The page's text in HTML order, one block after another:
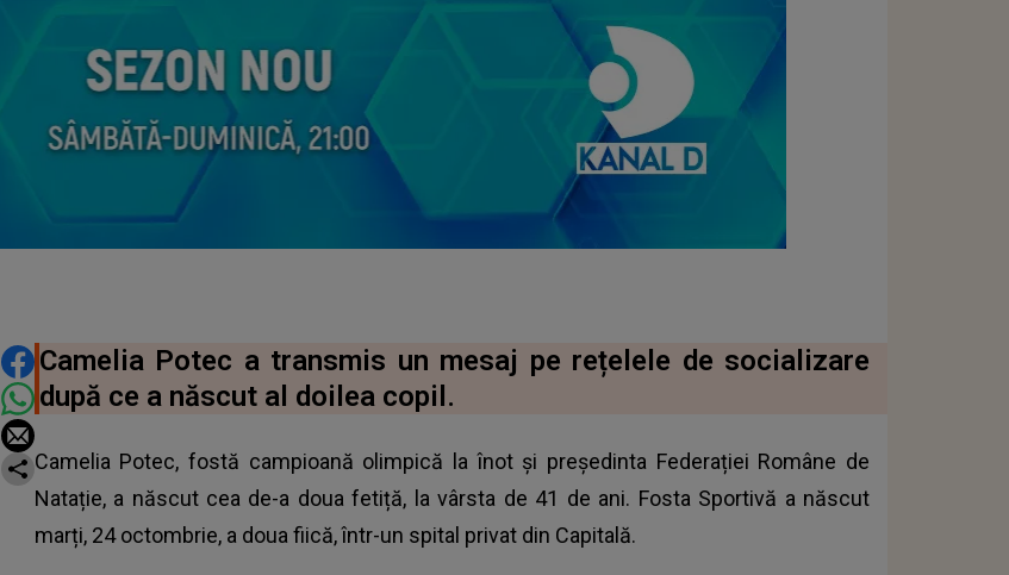
DISTRIBUIE ARTICOLUL
Camelia Potec a transmis un mesaj pe rețelele de socializare
după ce a născut al doilea copil.
Camelia Potec, fostă campioană olimpică la înot și președinta Federației Române de
Natație, a născut cea de-a doua fetiță, la vârsta de 41 de ani. Fosta Sportivă a născut
marți, 24 octombrie, a doua fiică, într-un spital privat din Capitală.